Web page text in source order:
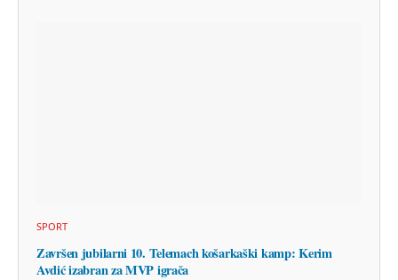
SPORT
Završen jubilarni 10. Telemach košarkaški kamp: Kerim
Avdić izabran za MVP igrača